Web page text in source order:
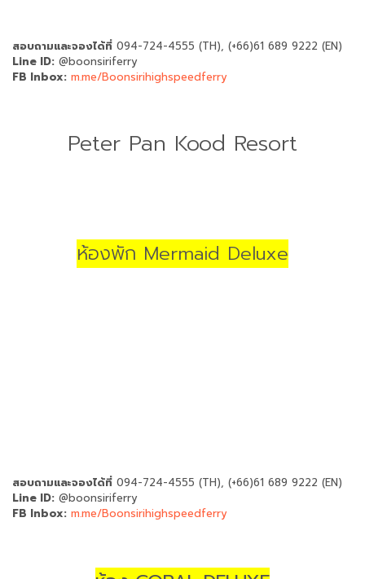
สอบถามและจองได้ที่ 094-724-4555 (TH), (+66)61 689 9222 (EN)
Line ID: @boonsiriferry
FB Inbox: m.me/Boonsirihighspeedferry
Peter Pan Kood Resort
ห้องพัก Mermaid Deluxe
สอบถามและจองได้ที่ 094-724-4555 (TH), (+66)61 689 9222 (EN)
Line ID: @boonsiriferry
FB Inbox: m.me/Boonsirihighspeedferry